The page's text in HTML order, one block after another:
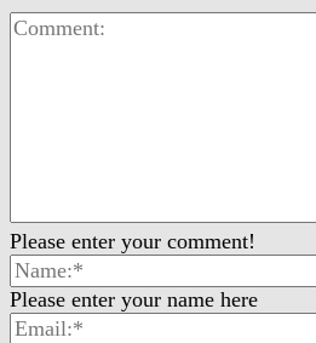
Please enter your comment!
Please enter your name here